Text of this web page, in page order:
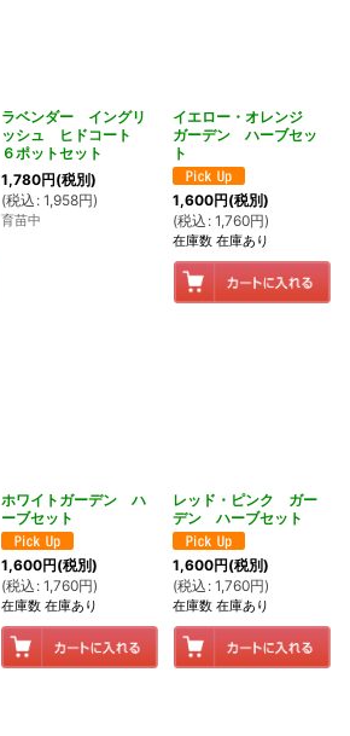
ラベンダー イングリ
ッシュ ヒドコート
６ポットセット
1,780円(税別)
(税込 : 1,958円)
育苗中
イエロー・オレンジ
ガーデン ハーブセッ
ト
1,600円(税別)
(税込 : 1,760円)
在庫数 在庫あり
ホワイトガーデン ハ
ーブセット
1,600円(税別)
(税込 : 1,760円)
在庫数 在庫あり
レッド・ピンク ガー
デン ハーブセット
1,600円(税別)
(税込 : 1,760円)
在庫数 在庫あり